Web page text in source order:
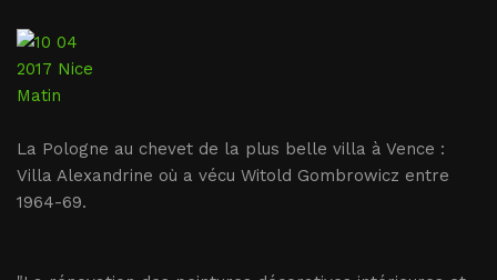
La Pologne au chevet de la plus belle villa à Vence :
Villa Alexandrine où a vécu Witold Gombrowicz entre
1964-69.